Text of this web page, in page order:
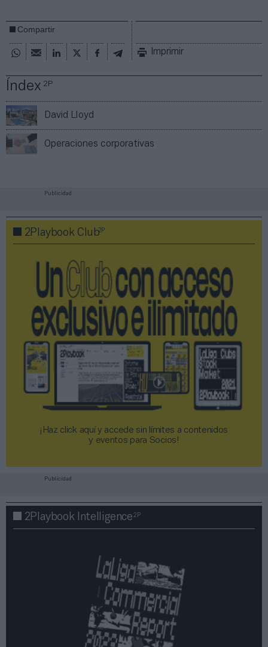
Índex2P
David Lloyd
Operaciones corporativas
Compartir
Imprimir
Publicidad
2Playbook Club2P
¡Haz click aquí y accede sin límites a contenidos
y eventos para Socios!​​​​​​​
Publicidad
2Playbook Intelligence2P